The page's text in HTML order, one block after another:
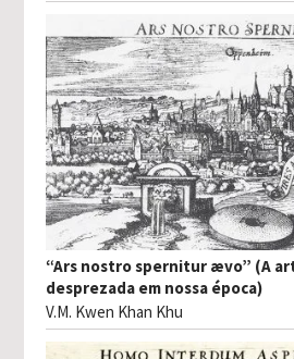
“Ars nostro spernitur ævo” (A
desprezada em nossa época)
V.M. Kwen Khan Khu